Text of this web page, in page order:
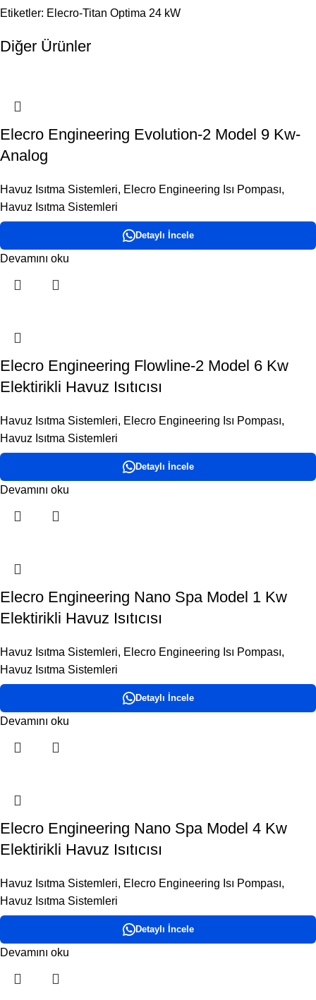
Etiketler: Elecro-Titan Optima 24 kW
Diğer Ürünler
Elecro Engineering Evolution-2 Model 9 Kw-
Analog
Havuz Isıtma Sistemleri, Elecro Engineering Isı Pompası,
Havuz Isıtma Sistemleri
Detaylı İncele
Devamını oku
Elecro Engineering Flowline-2 Model 6 Kw
Elektirikli Havuz Isıtıcısı
Havuz Isıtma Sistemleri, Elecro Engineering Isı Pompası,
Havuz Isıtma Sistemleri
Detaylı İncele
Devamını oku
Elecro Engineering Nano Spa Model 1 Kw
Elektirikli Havuz Isıtıcısı
Havuz Isıtma Sistemleri, Elecro Engineering Isı Pompası,
Havuz Isıtma Sistemleri
Detaylı İncele
Devamını oku
Elecro Engineering Nano Spa Model 4 Kw
Elektirikli Havuz Isıtıcısı
Havuz Isıtma Sistemleri, Elecro Engineering Isı Pompası,
Havuz Isıtma Sistemleri
Detaylı İncele
Devamını oku